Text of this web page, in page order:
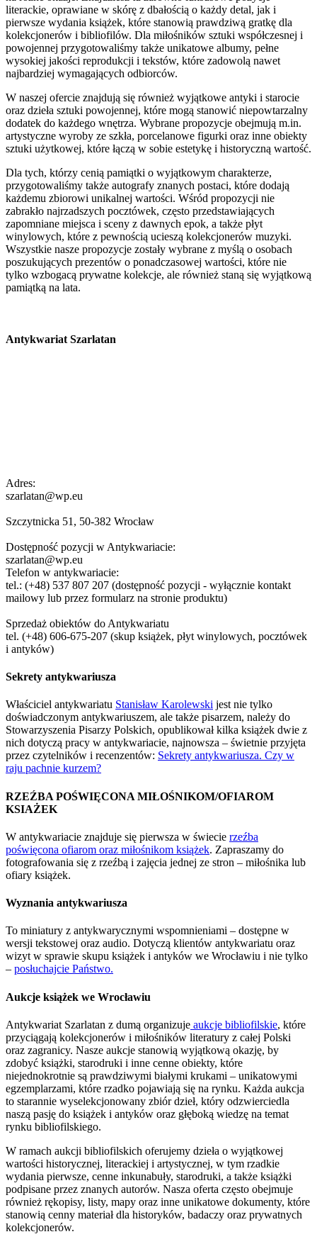
literackie, oprawiane w skórę z dbałością o każdy detal, jak i
pierwsze wydania książek, które stanowią prawdziwą gratkę dla
kolekcjonerów i bibliofilów. Dla miłośników sztuki współczesnej i
powojennej przygotowaliśmy także unikatowe albumy, pełne
wysokiej jakości reprodukcji i tekstów, które zadowolą nawet
najbardziej wymagających odbiorców.
W naszej ofercie znajdują się również wyjątkowe antyki i starocie
oraz dzieła sztuki powojennej, które mogą stanowić niepowtarzalny
dodatek do każdego wnętrza. Wybrane propozycje obejmują m.in.
artystyczne wyroby ze szkła, porcelanowe figurki oraz inne obiekty
sztuki użytkowej, które łączą w sobie estetykę i historyczną wartość.
Dla tych, którzy cenią pamiątki o wyjątkowym charakterze,
przygotowaliśmy także autografy znanych postaci, które dodają
każdemu zbiorowi unikalnej wartości. Wśród propozycji nie
zabrakło najrzadszych pocztówek, często przedstawiających
zapomniane miejsca i sceny z dawnych epok, a także płyt
winylowych, które z pewnością ucieszą kolekcjonerów muzyki.
Wszystkie nasze propozycje zostały wybrane z myślą o osobach
poszukujących prezentów o ponadczasowej wartości, które nie
tylko wzbogacą prywatne kolekcje, ale również staną się wyjątkową
pamiątką na lata.
Antykwariat Szarlatan
Adres:
szarlatan@wp.eu
Szczytnicka 51, 50-382 Wrocław
Dostępność pozycji w Antykwariacie:
szarlatan@wp.eu
Telefon w antykwariacie:
tel.: (+48) 537 807 207 (dostępność pozycji - wyłącznie kontakt
mailowy lub przez formularz na stronie produktu)
Sprzedaż obiektów do Antykwariatu
tel. (+48) 606-675-207 (skup książek, płyt winylowych, pocztówek
i antyków)
Sekrety antykwariusza
Właściciel antykwariatu Stanisław Karolewski jest nie tylko
doświadczonym antykwariuszem, ale także pisarzem, należy do
Stowarzyszenia Pisarzy Polskich, opublikował kilka książek dwie z
nich dotyczą pracy w antykwariacie, najnowsza – świetnie przyjęta
przez czytelników i recenzentów: Sekrety antykwariusza. Czy w
raju pachnie kurzem?
RZEŹBA POŚWIĘCONA MIŁOŚNIKOM/OFIAROM
KSIAŻEK
W antykwariacie znajduje się pierwsza w świecie rzeźba
poświęcona ofiarom oraz miłośnikom książek. Zapraszamy do
fotografowania się z rzeźbą i zajęcia jednej ze stron – miłośnika lub
ofiary książek.
Wyznania antykwariusza
To miniatury z antykwarycznymi wspomnieniami – dostępne w
wersji tekstowej oraz audio. Dotyczą klientów antykwariatu oraz
wizyt w sprawie skupu książek i antyków we Wrocławiu i nie tylko
– posłuchajcie Państwo.
Aukcje książek we Wrocławiu
Antykwariat Szarlatan z dumą organizuje aukcje bibliofilskie, które
przyciągają kolekcjonerów i miłośników literatury z całej Polski
oraz zagranicy. Nasze aukcje stanowią wyjątkową okazję, by
zdobyć książki, starodruki i inne cenne obiekty, które
niejednokrotnie są prawdziwymi białymi krukami – unikatowymi
egzemplarzami, które rzadko pojawiają się na rynku. Każda aukcja
to starannie wyselekcjonowany zbiór dzieł, który odzwierciedla
naszą pasję do książek i antyków oraz głęboką wiedzę na temat
rynku bibliofilskiego.
W ramach aukcji bibliofilskich oferujemy dzieła o wyjątkowej
wartości historycznej, literackiej i artystycznej, w tym rzadkie
wydania pierwsze, cenne inkunabuły, starodruki, a także książki
podpisane przez znanych autorów. Nasza oferta często obejmuje
również rękopisy, listy, mapy oraz inne unikatowe dokumenty, które
stanowią cenny materiał dla historyków, badaczy oraz prywatnych
kolekcjonerów.